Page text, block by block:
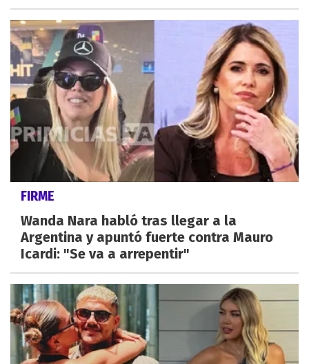
FIRME
Wanda Nara habló tras llegar a la
Argentina y apuntó fuerte contra Mauro
Icardi: "Se va a arrepentir"